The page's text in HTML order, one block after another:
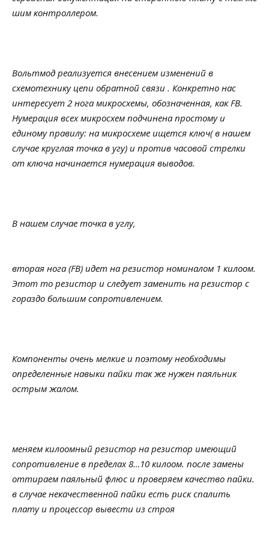
шим контроллером.
Вольтмод реализуется внесением изменений в
схемотехнику цепи обратной связи . Конкретно нас
интересует 2 нога микросхемы, обозначенная, как FB.
Нумерация всех микросхем подчинена простому и
единому правилу: на микросхеме ищется ключ( в нашем
случае круглая точка в угу) и против часовой стрелки
от ключа начинается нумерация выводов.
В нашем случае точка в углу,
вторая нога (FB) идет на резистор номиналом 1 килоом.
Этот то резистор и следует заменить на резистор с
гораздо большим сопротивлением.
Компоненты очень мелкие и поэтому необходимы
определенные навыки пайки так же нужен паяльник
острым жалом.
меняем килоомный резистор на резистор имеющий
сопротивление в пределах 8…10 килоом. после замены
оттираем паяльный флюс и проверяем качество пайки.
в случае некачественной пайки есть риск спалить
плату и процессор вывести из строя